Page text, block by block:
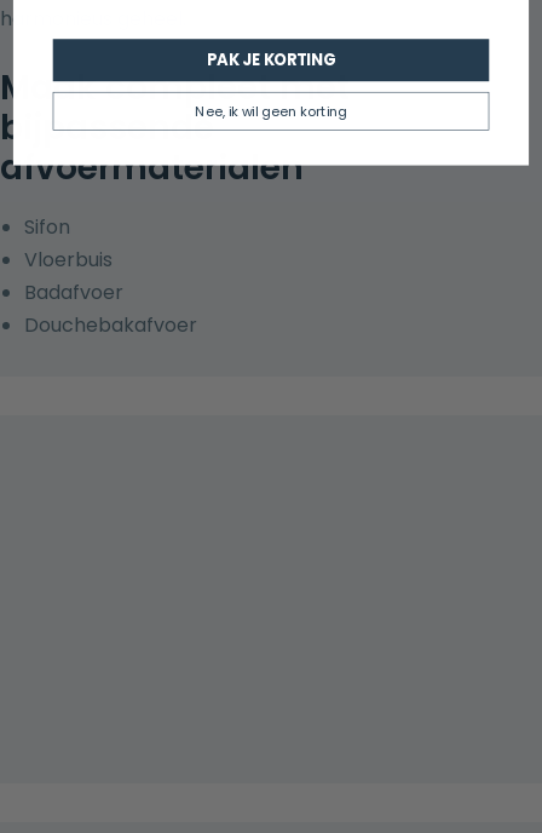
harmonieus geheel.
Maak compleet met
bijpassende
afvoermaterialen
Sifon
Vloerbuis
Badafvoer
Douchebakafvoer
PAK JE KORTING
Nee, ik wil geen korting